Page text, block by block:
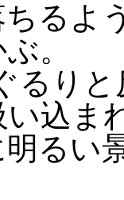
るよ
。
るり
い込ま
るい